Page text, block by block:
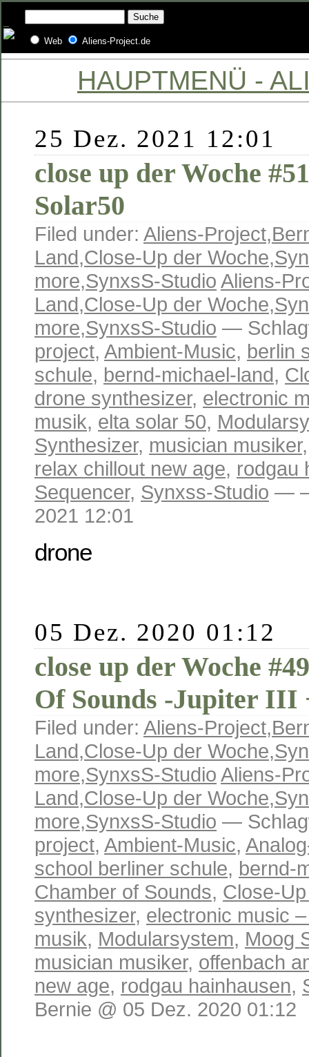
Web Aliens-Project.de
HAUPTMENÜ -
25 Dez. 2021 12:01
close up der Woche
Solar50
Filed under: Aliens-Project,
Land,Close-Up der Woche,
more,SynxsS-Studio Aliens-
Land,Close-Up der Woche,
more,SynxsS-Studio —
project, Ambient-Music, berlin
schule, bernd-michael-land,
drone synthesizer, electronic
musik, elta solar 50,
Synthesizer, musician musiker
relax chillout new age, rodgau
Sequencer, Synxss-Studio —
2021 12:01
drone
05 Dez. 2020 01:12
close up der Woche
Of Sounds -Jupiter III
Filed under: Aliens-Project,
Land,Close-Up der Woche,
more,SynxsS-Studio Aliens-
Land,Close-Up der Woche,
more,SynxsS-Studio —
project, Ambient-Music,
school berliner schule, bernd-
Chamber of Sounds, Close-
synthesizer, electronic music
musik, Modularsystem, Moog
musician musiker, offenbach
new age, rodgau hainhausen,
Bernie @ 05 Dez. 2020 01:12